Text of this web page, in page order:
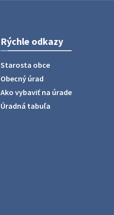
Rýchle odkazy
Starosta obce
Obecný úrad
Ako vybaviť na úrade
Úradná tabuľa